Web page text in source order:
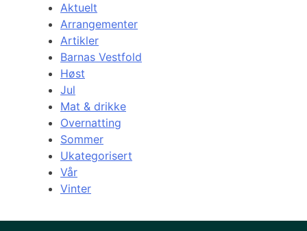
Aktuelt
Arrangementer
Artikler
Barnas Vestfold
Høst
Jul
Mat & drikke
Overnatting
Sommer
Ukategorisert
Vår
Vinter